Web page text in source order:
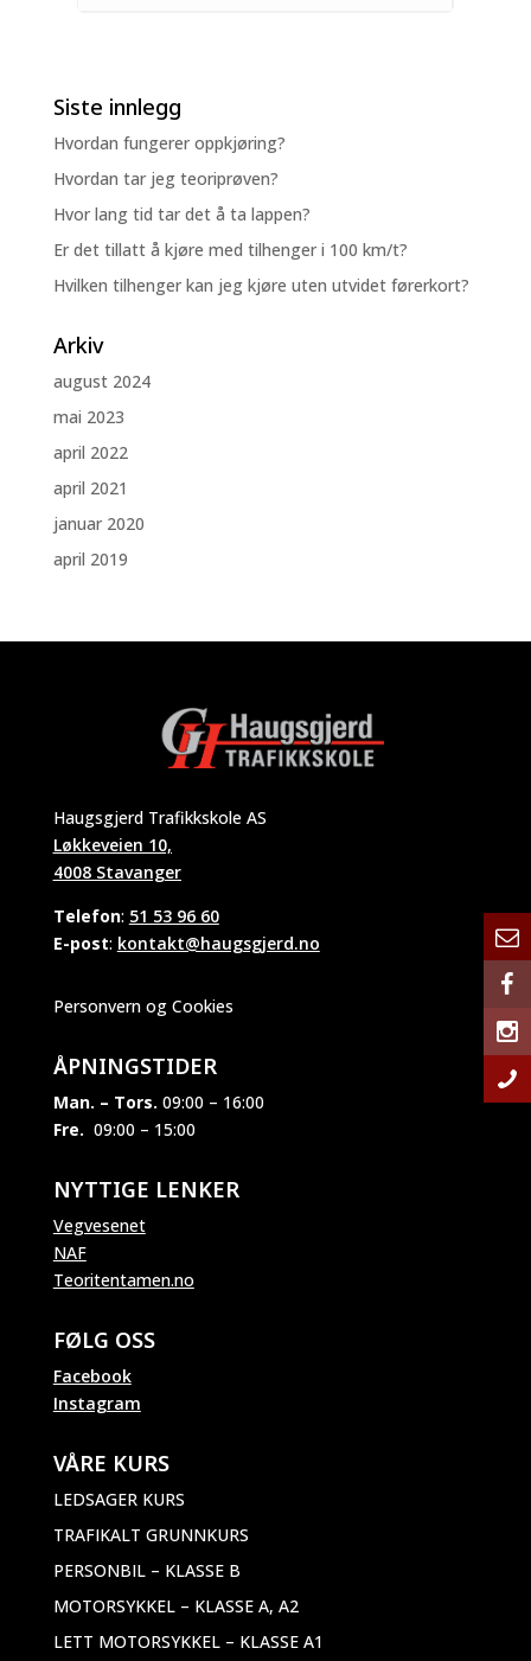
Siste innlegg
Hvordan fungerer oppkjøring?
Hvordan tar jeg teoriprøven?
Hvor lang tid tar det å ta lappen?
Er det tillatt å kjøre med tilhenger i 100 km/t?
Hvilken tilhenger kan jeg kjøre uten utvidet førerkort?
Arkiv
august 2024
mai 2023
april 2022
april 2021
januar 2020
april 2019
Haugsgjerd Trafikkskole AS
Løkkeveien 10,
4008 Stavanger
Telefon: 51 53 96 60
E-post: kontakt@haugsgjerd.no
Personvern og Cookies
ÅPNINGSTIDER
Man. – Tors. 09:00 – 16:00
Fre. 09:00 – 15:00
NYTTIGE LENKER
Vegvesenet
NAF
Teoritentamen.no
FØLG OSS
Facebook
Instagram
VÅRE KURS
LEDSAGER KURS
TRAFIKALT GRUNNKURS
PERSONBIL – KLASSE B
MOTORSYKKEL – KLASSE A, A2
LETT MOTORSYKKEL – KLASSE A1